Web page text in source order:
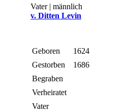
Vater | männlich
v. Ditten Levin
Geboren
1624
Gestorben
1686
Begraben
Verheiratet
Vater